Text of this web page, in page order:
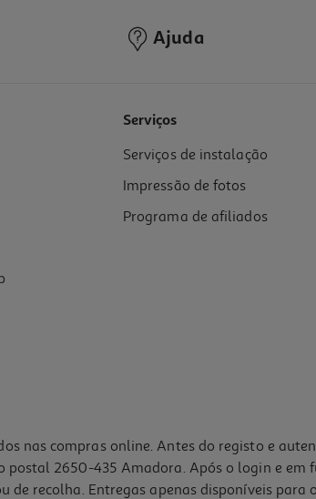
Ajuda
Serviços
Serviços de instalação
Impressão de fotos
Programa de afiliados
nas compras online. Antes do registo e
2650-435 Amadora. Após o login e
de recolha. Entregas apenas disponíveis